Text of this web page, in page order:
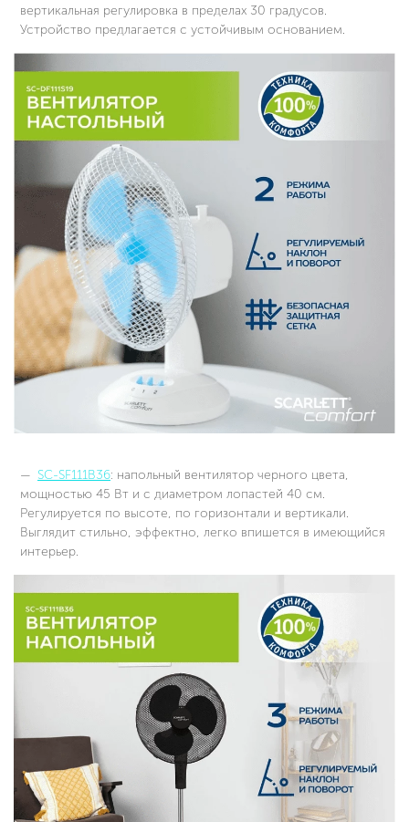
вертикальная регулировка в пределах 30 градусов.
Устройство предлагается с устойчивым основанием.
SC-SF111B36: напольный вентилятор черного цвета,
мощностью 45 Вт и с диаметром лопастей 40 см.
Регулируется по высоте, по горизонтали и вертикали.
Выглядит стильно, эффектно, легко впишется в имеющийся
интерьер.